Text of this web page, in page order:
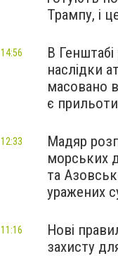
Трампу, і
В
наслідки
масовано
є прильоти
14:56
Мадяр
морських
та
уражених
12:33
Нові
захисту
11:16